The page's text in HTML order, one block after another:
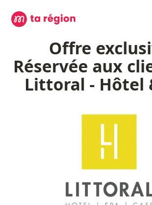
Offre
Réservée aux
Littoral - Hôtel